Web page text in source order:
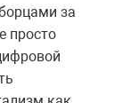
за
просто